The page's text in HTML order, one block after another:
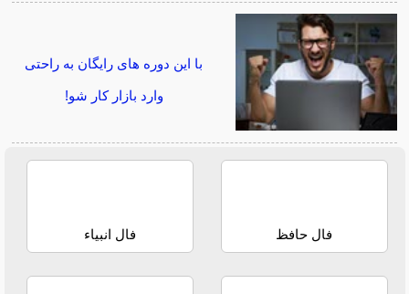
با این دوره های رایگان به راحتی
وارد بازار کار شو!
فال حافظ فال انبیاء